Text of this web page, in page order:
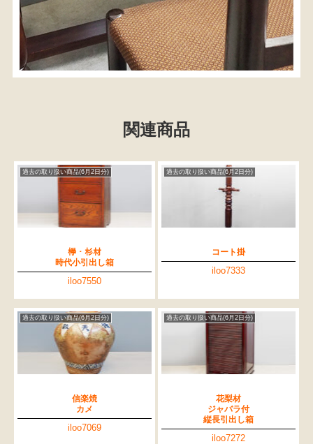
関連商品
過去の取り扱い商品(6月2日分)
﨔・杉材
時代小引出し箱
iloo7550
過去の取り扱い商品(6月2日分)
コート掛
iloo7333
過去の取り扱い商品(6月2日分)
信楽焼
カメ
iloo7069
過去の取り扱い商品(6月2日分)
花梨材
ジャバラ付
縦長引出し箱
iloo7272